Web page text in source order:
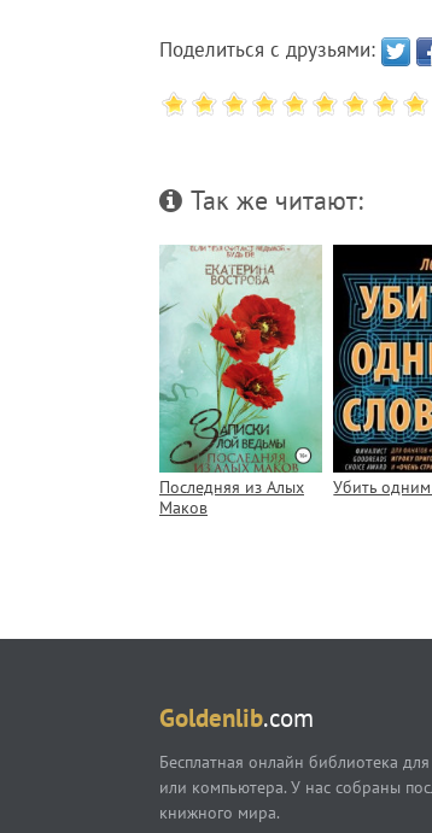
Поделиться с друзьями:
Так же читают:
Последняя из Алых
Маков
Убить
Goldenlib.com
Бесплатная онлайн библиотека
или компьютера. У нас собраны
книжного мира.